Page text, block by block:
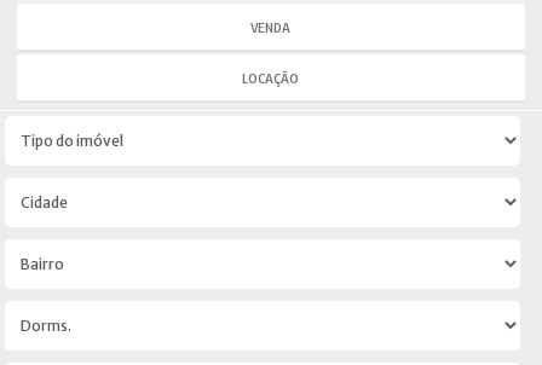
VENDA
LOCAÇÃO